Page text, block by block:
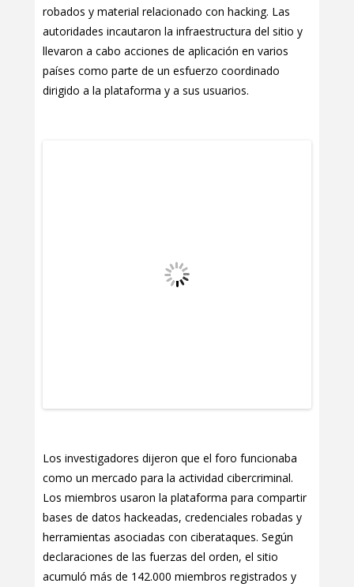
robados y material relacionado con hacking. Las
autoridades incautaron la infraestructura del sitio y
llevaron a cabo acciones de aplicación en varios
países como parte de un esfuerzo coordinado
dirigido a la plataforma y a sus usuarios.
Los investigadores dijeron que el foro funcionaba
como un mercado para la actividad cibercriminal.
Los miembros usaron la plataforma para compartir
bases de datos hackeadas, credenciales robadas y
herramientas asociadas con ciberataques. Según
declaraciones de las fuerzas del orden, el sitio
acumuló más de 142.000 miembros registrados y